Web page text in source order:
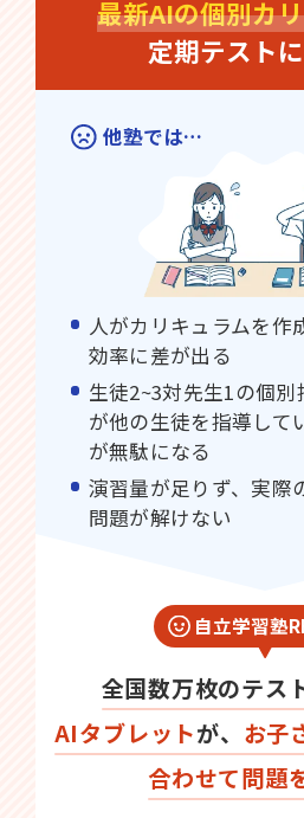
最新AIの個別カ
定期テスト
他塾では…
人がカリキュラムを作
効率に差が出る
生徒2~3対先生1の個
が他の生徒を指導して
が無駄になる
演習量が足りず、実際
問題が解けない
自立学習塾
全国数万枚のテス
AIタブレットが、 お子
合わせて問題